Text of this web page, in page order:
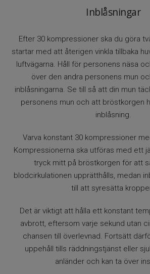
Inblåsningar
Efter 30 kompressioner ska du göra
startar med att återigen vinkla tillbaka
luftvägarna. Håll för personens näsa
över den andra personens mun
inblåsningarna. Se till så att din mun
personens mun och att bröstkorgen
inblåsning.
Varva konstant 30 kompressioner
Kompressionerna ska utföras med ett
tryck mitt på bröstkorgen för att
blodcirkulationen upprätthålls, medan
till att syresätta
Det är viktigt att hålla ett konstant
avbrott, eftersom varje sekund utan
chansen till överlevnad. Fortsätt
uppehåll tills räddningstjänst eller
anländer och kan ta över